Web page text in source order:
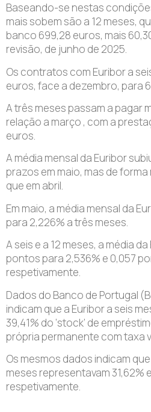
Baseando-se nestas
mais sobem são a 12 meses,
banco 699,28 euros, mais
revisão, de junho de 2025.
Os contratos com Euribor a
euros, face a dezembro, para
A três meses passam a pagar
relação a março , com a
euros.
A média mensal da Euribor
prazos em maio, mas de
que em abril.
Em maio, a média mensal da
para 2,226% a três meses.
A seis e a 12 meses, a média
pontos para 2,536% e 0,057
respetivamente.
Dados do Banco de Portugal
indicam que a Euribor a seis
39,41% do ‘stock’ de
própria permanente com taxa
Os mesmos dados indicam
meses representavam 31,62%
respetivamente.